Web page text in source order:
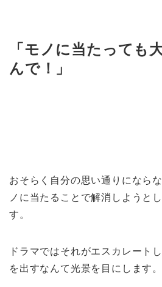
「モノに当たっても
んで！」
おそらく自分の思い通りになら
ノに当たることで解消しようと
す。
ドラマではそれがエスカレート
を出すなんて光景を目にします。